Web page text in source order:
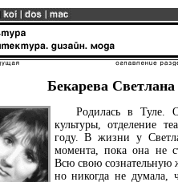
Бекарева
Родилась в Туле.
культуры, отделение
году. В жизни у
момента, пока она не
Всю свою сознательную
но никогда не думала,